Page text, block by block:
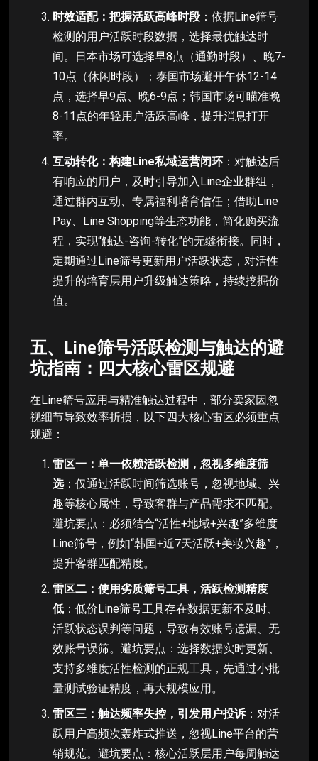
时效适配：把握活跃高峰时段 ：依据Line筛号
检测的用户活跃时段数据，选择最优触达时
间。日本市场可选择早8点（通勤时段）、晚7-
10点（休闲时段）；泰国市场避开午休12-14
点，选择早9点、晚6-9点；韩国市场可瞄准晚
8-11点的年轻用户活跃高峰，提升消息打开
率。
互动转化：构建Line私域运营闭环：对触达后
有响应的用户，及时引导加入Line企业群组，
通过群内互动、专属福利培育信任；借助Line
Pay、Line Shopping等生态功能，简化购买流
程，实现“触达-咨询-转化”的无缝衔接。同时，
定期通过Line筛号更新用户活跃状态，对活性
提升的培育层用户升级触达策略，持续挖掘价
值。
五、Line筛号活跃检测与触达的避
坑指南：四大核心雷区规避
在Line筛号应用与精准触达过程中，部分卖家因忽
视细节导致效率折损，以下四大核心雷区必须重点
规避：
雷区一：单一依赖活跃检测，忽视多维度筛
选：仅通过活跃时间筛选账号，忽视地域、兴
趣等核心属性，导致客群与产品需求不匹配。
避坑要点：必须结合“活性+地域+兴趣”多维度
Line筛号，例如“韩国+近7天活跃+美妆兴趣”，
提升客群匹配精度。
雷区二：使用劣质筛号工具，活跃检测精度
低 ：低价Line筛号工具存在数据更新不及时、
活跃状态误判等问题，导致有效账号遗漏、无
效账号误筛。避坑要点：选择数据实时更新、
支持多维度活性检测的正规工具，先通过小批
量测试验证精度，再大规模应用。
雷区三：触达频率失控，引发用户投诉：对活
跃用户高频次轰炸式推送，忽视Line平台的营
销规范。避坑要点：核心活跃层用户每周触达